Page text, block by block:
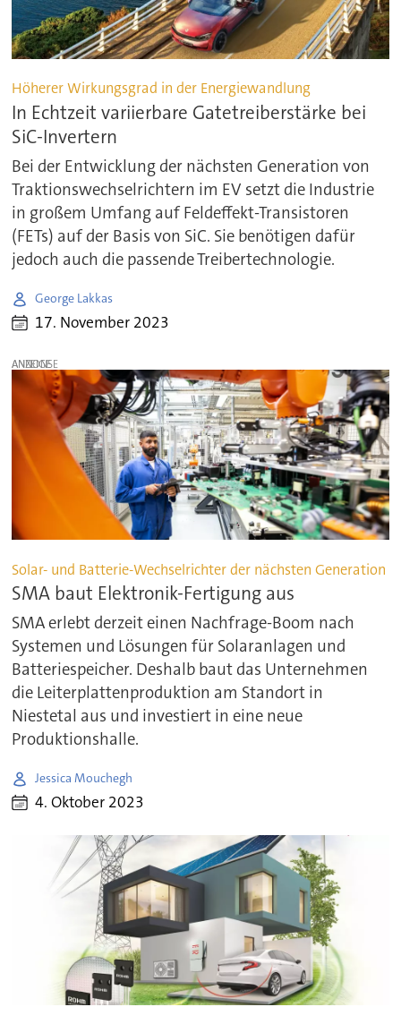
Höherer Wirkungsgrad in der Energiewandlung
In Echtzeit variierbare Gatetreiberstärke bei
SiC-Invertern
Bei der Entwicklung der nächsten Generation von
Traktionswechselrichtern im EV setzt die Industrie
in großem Umfang auf Feldeffekt-Transistoren
(FETs) auf der Basis von SiC. Sie benötigen dafür
jedoch auch die passende Treibertechnologie.
George Lakkas
17. November 2023
ANZEIGE
Solar- und Batterie-Wechselrichter der nächsten Generation
SMA baut Elektronik-Fertigung aus
SMA erlebt derzeit einen Nachfrage-Boom nach
Systemen und Lösungen für Solaranlagen und
Batteriespeicher. Deshalb baut das Unternehmen
die Leiterplattenproduktion am Standort in
Niestetal aus und investiert in eine neue
Produktionshalle.
Jessica Mouchegh
4. Oktober 2023